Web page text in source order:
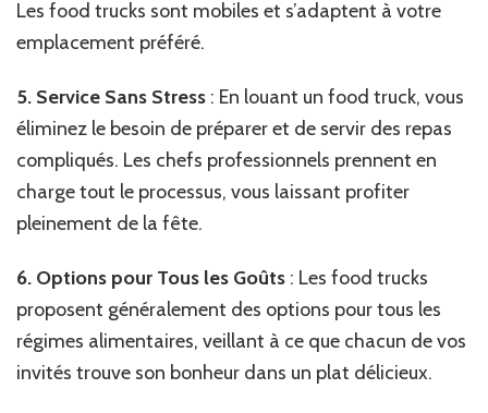
Les food trucks sont mobiles et s’adaptent à votre
emplacement préféré.
5. Service Sans Stress : En louant un food truck, vous
éliminez le besoin de préparer et de servir des repas
compliqués. Les chefs professionnels prennent en
charge tout le processus, vous laissant profiter
pleinement de la fête.
6. Options pour Tous les Goûts : Les food trucks
proposent généralement des options pour tous les
régimes alimentaires, veillant à ce que chacun de vos
invités trouve son bonheur dans un plat délicieux.